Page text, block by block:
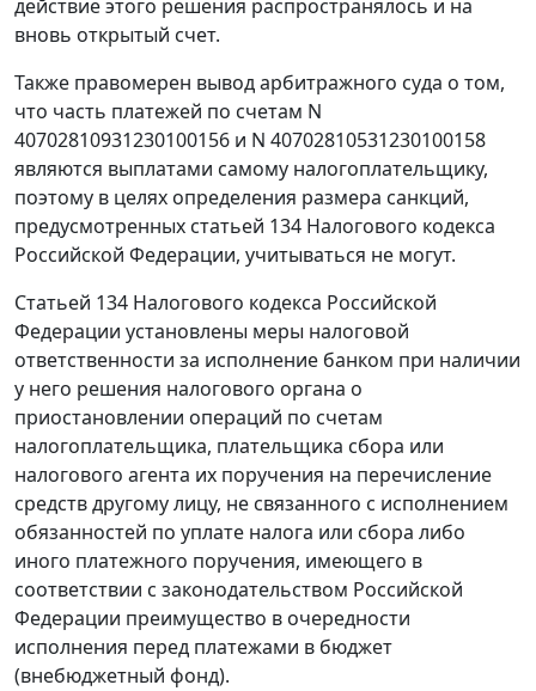
действие этого решения распространялось и на
вновь открытый счет.
Также правомерен вывод арбитражного суда о том,
что часть платежей по счетам N
40702810931230100156 и N 40702810531230100158
являются выплатами самому налогоплательщику,
поэтому в целях определения размера санкций,
предусмотренных статьей 134 Налогового кодекса
Российской Федерации, учитываться не могут.
Статьей 134 Налогового кодекса Российской
Федерации установлены меры налоговой
ответственности за исполнение банком при наличии
у него решения налогового органа о
приостановлении операций по счетам
налогоплательщика, плательщика сбора или
налогового агента их поручения на перечисление
средств другому лицу, не связанного с исполнением
обязанностей по уплате налога или сбора либо
иного платежного поручения, имеющего в
соответствии с законодательством Российской
Федерации преимущество в очередности
исполнения перед платежами в бюджет
(внебюджетный фонд).